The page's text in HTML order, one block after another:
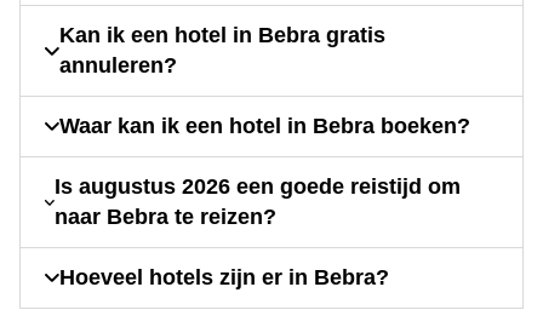
Kan ik een hotel in Bebra gratis
annuleren?
Waar kan ik een hotel in Bebra boeken?
Is augustus 2026 een goede reistijd om
naar Bebra te reizen?
Hoeveel hotels zijn er in Bebra?